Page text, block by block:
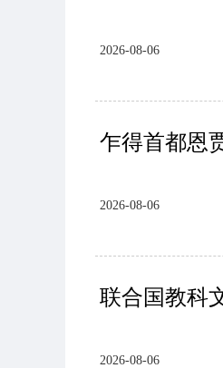
2026-08-06
乍得首都恩
2026-08-06
联合国教科
2026-08-06